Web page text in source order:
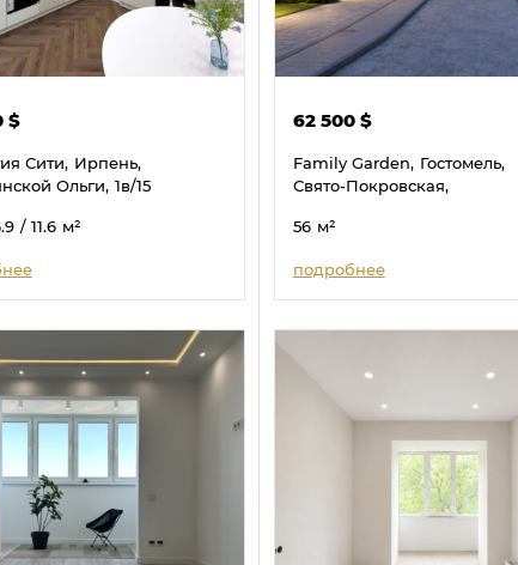
$
Сити, Ирпень,
Ольги, 1в/15
/ 11.6 м²
62 500 $
Family Garden, Гостомель,
Свято-Покровская,
56 м²
подробнее